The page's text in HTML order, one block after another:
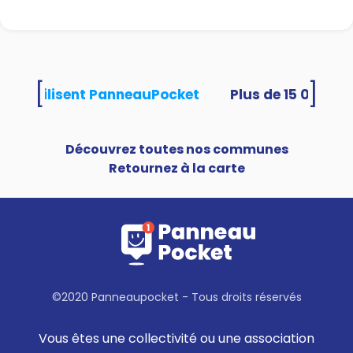
utilisent PanneauPocket
Découvrez toutes nos communes
Retournez à la carte
©2020 Panneaupocket - Tous droits réservés
Vous êtes une collectivité ou une association